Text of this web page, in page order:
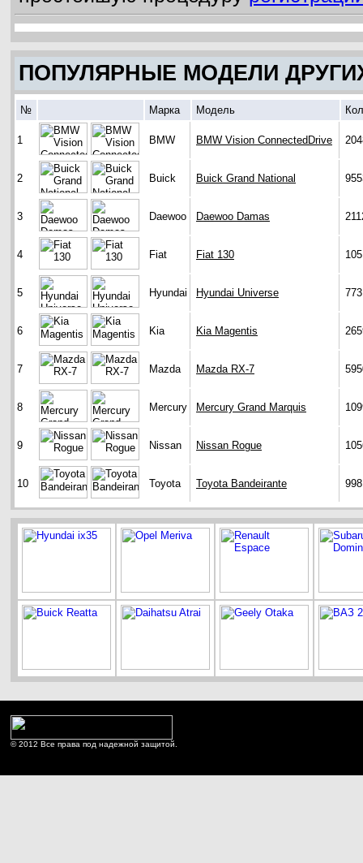
ПОПУЛЯРНЫЕ МОДЕЛИ
№ Марка Модель
1 BMW BMW Vision ConnectedDrive
2 Buick Buick Grand National
3 Daewoo Daewoo Damas
4 Fiat Fiat 130
5 Hyundai Hyundai Universe
6 Kia Kia Magentis
7 Mazda Mazda RX-7
8 Mercury Mercury Grand Marquis
9 Nissan Nissan Rogue
10 Toyota Toyota Bandeirante
© 2012 Все права под надежной защитой.